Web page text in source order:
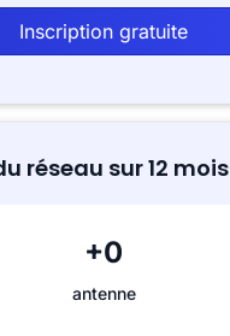
Inscription gratuite
réseau sur 12 mois
+0
antenne